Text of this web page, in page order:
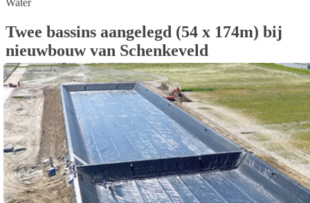
Twee bassins aangelegd (54 x 174m) bij
nieuwbouw van Schenkeveld